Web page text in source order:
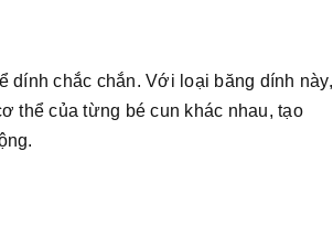
dính chắc chắn. Với loại băng dính này,
thể của từng bé cun khác nhau, tạo